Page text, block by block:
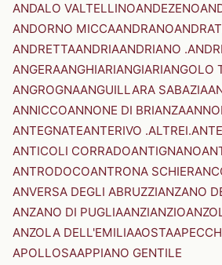
ANDALO VALTELLINOANDEZENO
ANDORNO MICCAANDRANO
ANDRETTAANDRIAANDRIANO
ANGERAANGHIARIANGIARIANGOLO
ANGROGNAANGUILLARA SABAZIA
ANNICCOANNONE DI BRIANZA
ANTEGNATEANTERIVO .ALTREI.
ANTICOLI CORRADOANTIGNANO
ANTRODOCOANTRONA
ANVERSA DEGLI ABRUZZIANZANO
ANZANO DI PUGLIAANZIANZIO
ANZOLA DELL'EMILIAAOSTA
APOLLOSAAPPIANO GENTILE